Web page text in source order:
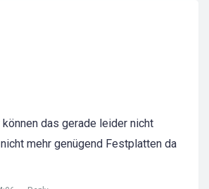
können das gerade leider nicht
mehr genügend Festplatten da